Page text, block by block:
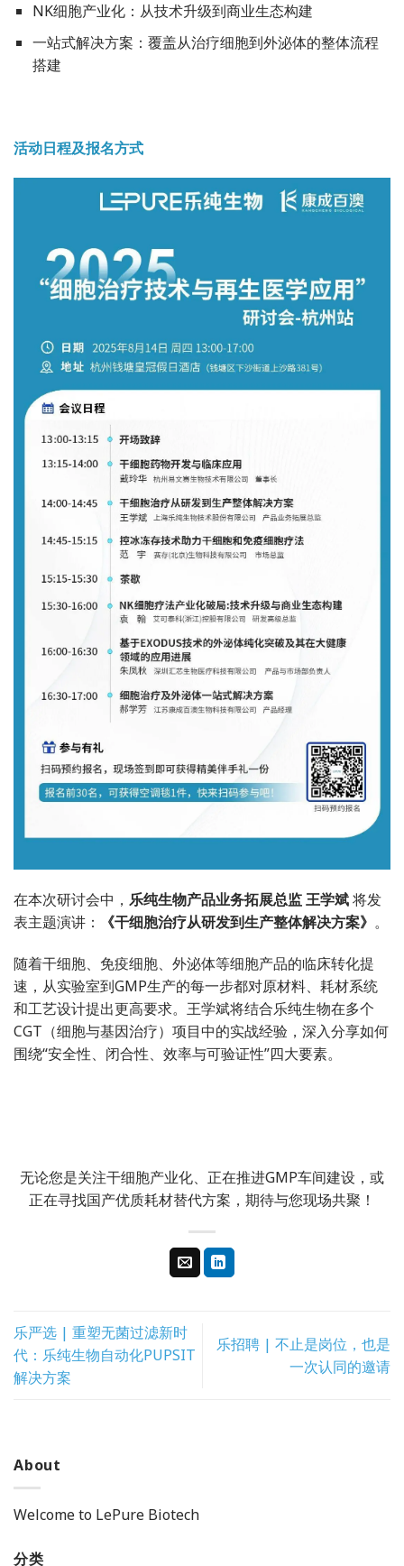
NK细胞产业化：从技术升级到商业生态构建
一站式解决方案：覆盖从治疗细胞到外泌体的整体流程
搭建
活动日程及报名方式
在本次研讨会中， 乐纯生物产品业务拓展总监王学斌将发
表主题演讲：
《干细胞治疗从研发到生产整体解决方案》 。
随着干细胞、免疫细胞、外泌体等细胞产品的临床转化提
速，从实验室到GMP生产的每一步都对原材料、耗材系统
和工艺设计提出更高要求。王学斌将结合乐纯生物在多个
CGT （细胞与基因治疗）项目中的实战经验，深入分享如何
围绕“安全性、闭合性、效率与可验证性”四大要素。
无论您是关注干细胞产业化、正在推进GMP车间建设，或
正在寻找国产优质耗材替代方案，期待与您现场共聚！
乐严选 | 重塑无菌过滤新时
代：乐纯生物自动化PUPSIT
解决方案
乐招聘 | 不止是岗位，也是
一次认同的邀请
About
Welcome to LePure Biotech
分类